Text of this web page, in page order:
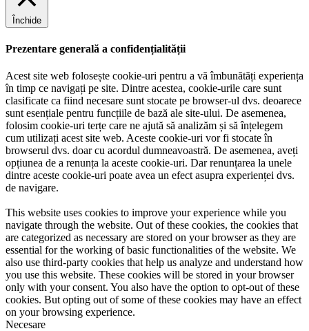
Închide
Prezentare generală a confidențialității
Acest site web folosește cookie-uri pentru a vă îmbunătăți experiența
în timp ce navigați pe site. Dintre acestea, cookie-urile care sunt
clasificate ca fiind necesare sunt stocate pe browser-ul dvs. deoarece
sunt esențiale pentru funcțiile de bază ale site-ului. De asemenea,
folosim cookie-uri terțe care ne ajută să analizăm și să înțelegem
cum utilizați acest site web. Aceste cookie-uri vor fi stocate în
browserul dvs. doar cu acordul dumneavoastră. De asemenea, aveți
opțiunea de a renunța la aceste cookie-uri. Dar renunțarea la unele
dintre aceste cookie-uri poate avea un efect asupra experienței dvs.
de navigare.
This website uses cookies to improve your experience while you
navigate through the website. Out of these cookies, the cookies that
are categorized as necessary are stored on your browser as they are
essential for the working of basic functionalities of the website. We
also use third-party cookies that help us analyze and understand how
you use this website. These cookies will be stored in your browser
only with your consent. You also have the option to opt-out of these
cookies. But opting out of some of these cookies may have an effect
on your browsing experience.
Necesare